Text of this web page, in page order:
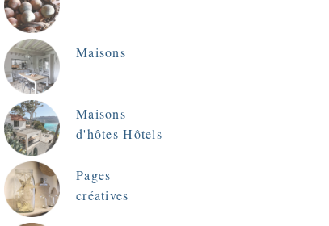
Maisons
Maisons
d'hôtes Hôtels
Pages
créatives